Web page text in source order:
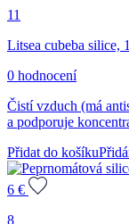
11
Litsea cubeba silice,
0 hodnocení
Čistí vzduch (má
a podporuje
Přidat do košíku
6 €
8